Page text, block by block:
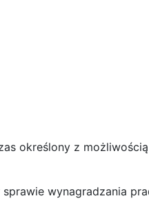
określony z możliwością
wynagradzania